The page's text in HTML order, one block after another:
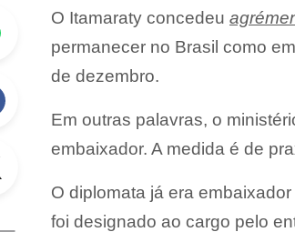
Whastapp
Facebook
Twitter
O Itamaraty concedeu
permanecer no Brasil como
de dezembro.
Em outras palavras, o
embaixador. A medida é de
O diplomata já era
foi designado ao cargo pelo